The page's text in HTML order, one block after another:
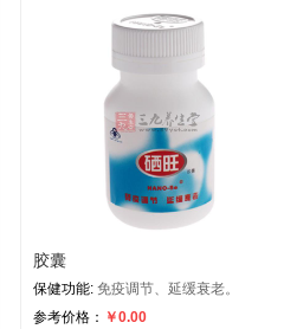
胶囊
保健功能: 免疫调节、延缓衰老。
参考价格： ￥0.00